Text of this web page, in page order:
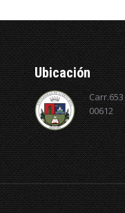
Ubicación
00612